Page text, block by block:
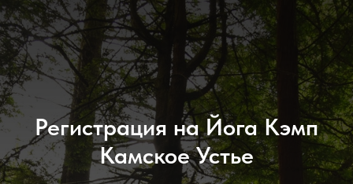
Регистрация на Йога Кэмп
Камское Устье